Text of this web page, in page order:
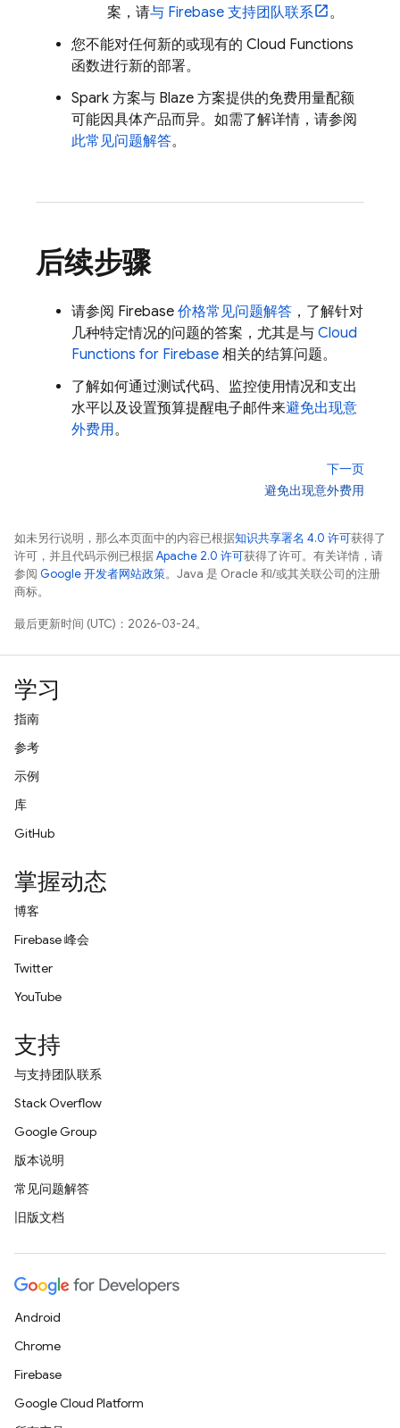
案，请与 Firebase 支持团队联系
。
您不能对任何新的或现有的 Cloud Functions
函数进行新的部署。
Spark 方案与 Blaze 方案提供的免费用量配额
可能因具体产品而异。如需了解详情，请参阅
此常见问题解答。
后续步骤
请参阅 Firebase 价格常见问题解答 ，了解针对
几种特定情况的问题的答案，尤其是与 Cloud
Functions for Firebase 相关的结算问题。
了解如何通过测试代码、监控使用情况和支出
水平以及设置预算提醒电子邮件来避免出现意
外费用。
下一页
避免出现意外费用
如未另行说明，那么本页面中的内容已根据知识共享署名 4.0 许可获得了
许可，并且代码示例已根据Apache 2.0 许可获得了许可。有关详情，请
参阅 Google 开发者网站政策。Java 是 Oracle 和/或其关联公司的注册
商标。
最后更新时间 (UTC)：2026-03-24。
学习
指南
参考
示例
库
GitHub
掌握动态
博客
Firebase 峰会
Twitter
YouTube
支持
与支持团队联系
Stack Overflow
Google Group
版本说明
常见问题解答
旧版文档
Android
Chrome
Firebase
Google Cloud Platform